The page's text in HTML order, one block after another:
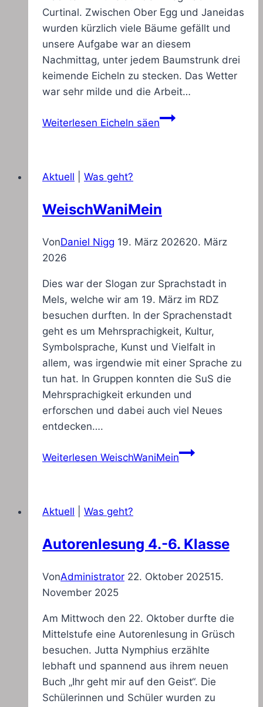
Curtinal. Zwischen Ober Egg und Janeidas
wurden kürzlich viele Bäume gefällt und
unsere Aufgabe war an diesem
Nachmittag, unter jedem Baumstrunk drei
keimende Eicheln zu stecken. Das Wetter
war sehr milde und die Arbeit…
Weiterlesen Eicheln säen
Aktuell Was geht?
WeischWaniMein
VonDaniel Nigg 19. März 202620. März
2026
Dies war der Slogan zur Sprachstadt in
Mels, welche wir am 19. März im RDZ
besuchen durften. In der Sprachenstadt
geht es um Mehrsprachigkeit, Kultur,
Symbolsprache, Kunst und Vielfalt in
allem, was irgendwie mit einer Sprache zu
tun hat. In Gruppen konnten die SuS die
Mehrsprachigkeit erkunden und
erforschen und dabei auch viel Neues
entdecken….
Weiterlesen WeischWaniMein
Aktuell Was geht?
Autorenlesung 4.-6. Klasse
VonAdministrator 22. Oktober 202515.
November 2025
Am Mittwoch den 22. Oktober durfte die
Mittelstufe eine Autorenlesung in Grüsch
besuchen. Jutta Nymphius erzählte
lebhaft und spannend aus ihrem neuen
Buch „Ihr geht mir auf den Geist“. Die
Schülerinnen und Schüler wurden zu